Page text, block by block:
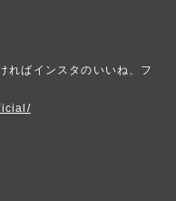
ばインスタのいいね、フ